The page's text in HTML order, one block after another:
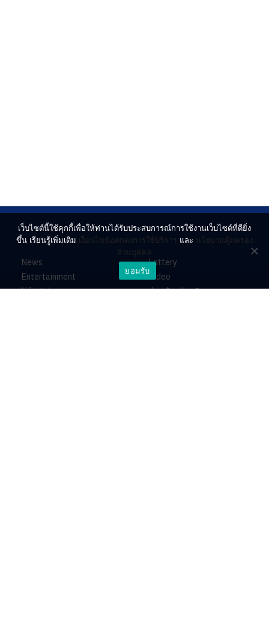
News
Entertainment
Lifestyle
Lottery
Video
ร่วมด้วยช่วยกัน
เว็บไซต์นี้ใช้คุกกี้เพื่อให้ท่านได้รับประสบการณ์การใช้งานเว็บไซต์ที่ดียิ่ง
ขึ้น เรียนรู้เพิ่มเติม เงื่อนไขข้อตกลงการใช้บริการ และ นโยบายคุ้มครอง
ส่วนบุคคล
ยอมรับ